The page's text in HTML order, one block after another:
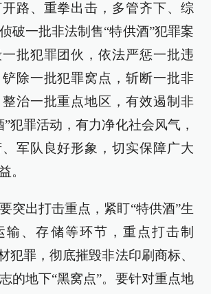
路、重拳出击，多管齐下、综
破一批非法制售“特供酒”犯罪案
批犯罪团伙，依法严惩一批违
除一批犯罪窝点，斩断一批非
治一批重点地区，有效遏制非
犯罪活动，有力净化社会风气，
军队良好形象，切实保障广大
。
突出打击重点，紧盯“特供酒”生
输、存储等环节，重点打击制
犯罪，彻底摧毁非法印刷商标、
的地下“黑窝点”。要针对重点地